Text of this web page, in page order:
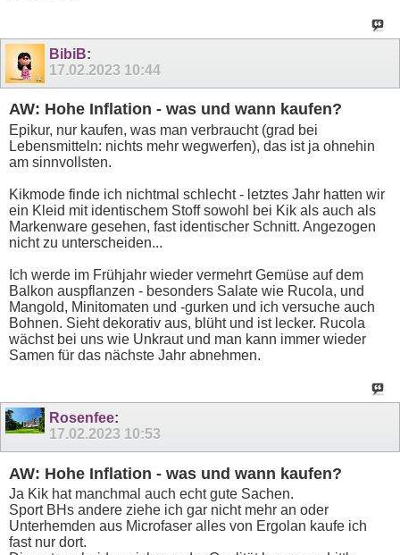
BibiB:
17.02.2023 10:44
AW: Hohe Inflation - was und wann kaufen?
Epikur, nur kaufen, was man verbraucht (grad bei
Lebensmitteln: nichts mehr wegwerfen), das ist ja ohnehin
am sinnvollsten.
Kikmode finde ich nichtmal schlecht - letztes Jahr hatten wir
ein Kleid mit identischem Stoff sowohl bei Kik als auch als
Markenware gesehen, fast identischer Schnitt. Angezogen
nicht zu unterscheiden...
Ich werde im Frühjahr wieder vermehrt Gemüse auf dem
Balkon auspflanzen - besonders Salate wie Rucola, und
Mangold, Minitomaten und -gurken und ich versuche auch
Bohnen. Sieht dekorativ aus, blüht und ist lecker. Rucola
wächst bei uns wie Unkraut und man kann immer wieder
Samen für das nächste Jahr abnehmen.
Rosenfee:
17.02.2023 10:53
AW: Hohe Inflation - was und wann kaufen?
Ja Kik hat manchmal auch echt gute Sachen.
Sport BHs andere ziehe ich gar nicht mehr an oder
Unterhemden aus Microfaser alles von Ergolan kaufe ich
fast nur dort.